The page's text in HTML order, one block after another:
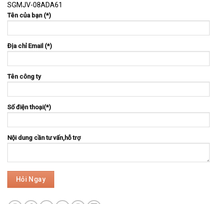
SGMJV-08ADA61
Tên của bạn (*)
Địa chỉ Email (*)
Tên công ty
Số điện thoại(*)
Nội dung cần tư vấn,hỗ trợ